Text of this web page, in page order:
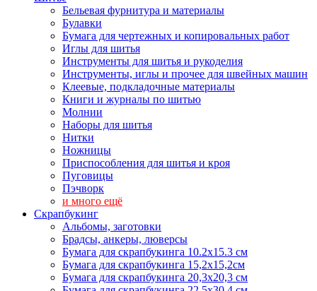
Бельевая фурнитура и материалы
Булавки
Бумага для чертежных и копировальных работ
Иглы для шитья
Инструменты для шитья и рукоделия
Инструменты, иглы и прочее для швейных машин
Клеевые, подкладочные материалы
Книги и журналы по шитью
Молнии
Наборы для шитья
Нитки
Ножницы
Приспособления для шитья и кроя
Пуговицы
Пэчворк
и много ещё
Скрапбукинг
Альбомы, заготовки
Брадсы, анкеры, люверсы
Бумага для скрапбукинга 10.2х15.3 см
Бумага для скрапбукинга 15,2х15,2см
Бумага для скрапбукинга 20,3х20,3 см